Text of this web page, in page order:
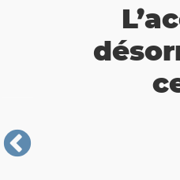
👉
Partez à